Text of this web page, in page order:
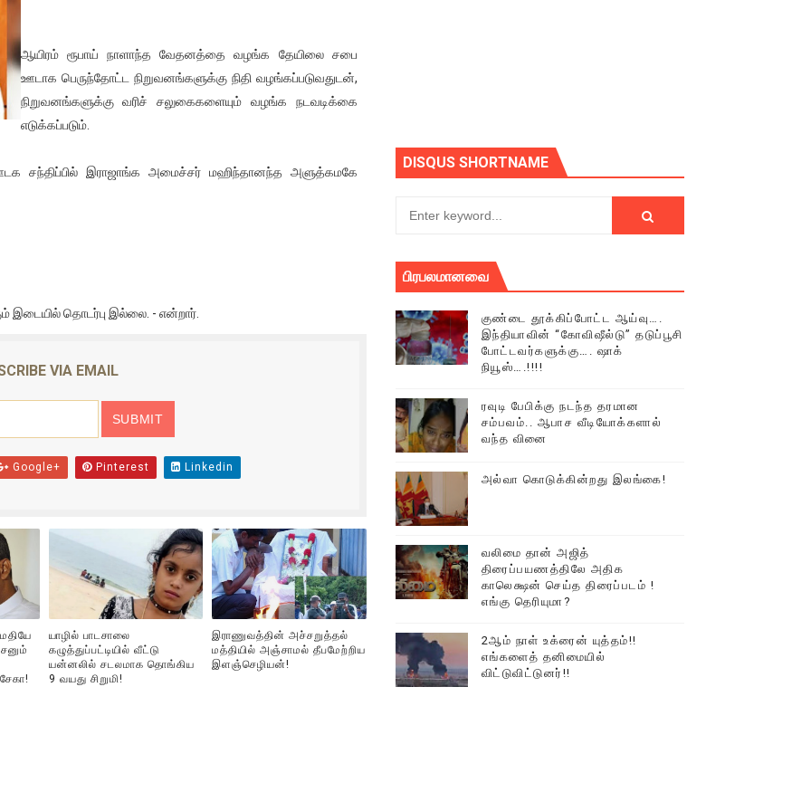
கண்டனப் போராட்டத்திற்கு கலந்துகொள்ளுமாறு அன்புரிமையோடு அழைக்கின்றோம்.
மாணவர்கள் தொடர்பில் நாடாளுமன்றத்தில் பகிரங்க கேள்வி
இலங்கைத் தமிழ் குடும்பம்!! நடந்தது என்ன
- கொதித்தெழுந்த பிரதேசவாசிகள்!
தமிழின அழிப்பிற்கு நீதி கேட்டு நடைபெற்ற கவனயீர்ப்புப் போராட்டத்தில் திரண்ட தமிழ்மக்கள்!!
(படங்கள், விடியோ)
அதிக காலெக்ஷன் செய்த திரைப்படம் ! எங்கு தெரியுமா?
ஆயிரம் ரூபாய் நாளாந்த வேதனத்தை வழங்க தேயிலை சபை
ஊடாக பெருந்தோட்ட நிறுவனங்களுக்கு நிதி வழங்கப்படுவதுடன்,
நிறுவனங்களுக்கு வரிச் சலுகைகளையும் வழங்க நடவடிக்கை
எடுக்கப்படும்.
சந்திப்பில் இராஜாங்க அமைச்சர் மஹிந்தானந்த அளுத்கமகே
இடையில் தொடர்பு இல்லை. - என்றார்.
VIA EMAIL
Google+ Pinterest Linkedin
யாழில் பாடசாலை
கழுத்துப்பட்டியில் வீட்டு
யன்னலில் சடலமாக தொங்கிய
9 வயது சிறுமி!
இராணுவத்தின் அச்சறுத்தல்
மத்தியில் அஞ்சாமல் தீபமேற்றிய
இளஞ்செழியன்!
DISQUS SHORTNAME
பிரபலமானவை
குண்டை தூக்கிப்போட்ட ஆய்வு….
இந்தியாவின் “கோவிஷீல்டு” தடுப்பூசி
போட்டவர்களுக்கு…. ஷாக்
நியூஸ்….!!!!
ரவுடி பேபிக்கு நடந்த தரமான
சம்பவம்.. ஆபாச வீடியோக்களால்
வந்த வினை
அல்வா கொடுக்கின்றது இலங்கை!
வலிமை தான் அஜித்
திரைப்பயணத்திலே அதிக
காலெக்ஷன் செய்த திரைப்படம் !
எங்கு தெரியுமா?
2ஆம் நாள் உக்ரைன் யுத்தம்!!
எங்களைத் தனிமையில்
விட்டுவிட்டுனர்!!